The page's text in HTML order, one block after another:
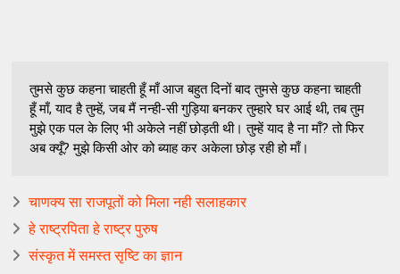
तुमसे कुछ कहना चाहती हूँ माँ आज बहुत दिनों बाद तुमसे कुछ कहना चाहती
हूँ माँ, याद है तुम्हें, जब मैं नन्ही-सी गुड़िया बनकर तुम्हारे घर आई थी, तब तुम
मुझे एक पल के लिए भी अकेले नहीं छोड़ती थी। तुम्हें याद है ना माँ? तो फिर
अब क्यूँ? मुझे किसी ओर को ब्याह कर अकेला छोड़ रही हो माँ।
चाणक्य सा राजपूतों को मिला नही सलाहकार
हे राष्ट्रपिता हे राष्ट्र पुरुष
संस्कृत में समस्त सृष्टि का ज्ञान